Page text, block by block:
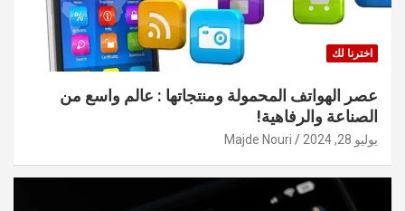
اخترنا لك
عصر الهواتف المحمولة ومنتجاتها : عالم واسع من
الصناعة والرفاهية!
يوليو 28, 2024 Majde Nouri